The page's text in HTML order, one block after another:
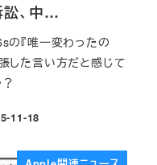
訟、中…
『唯一変わったの
した言い方だと感じて
日
11-18